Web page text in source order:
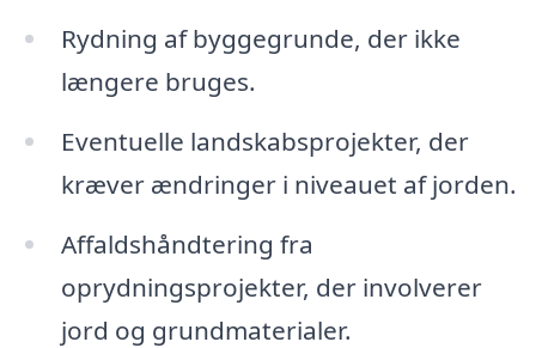
Rydning af byggegrunde, der ikke
længere bruges.
Eventuelle landskabsprojekter, der
kræver ændringer i niveauet af jorden.
Affaldshåndtering fra
oprydningsprojekter, der involverer
jord og grundmaterialer.